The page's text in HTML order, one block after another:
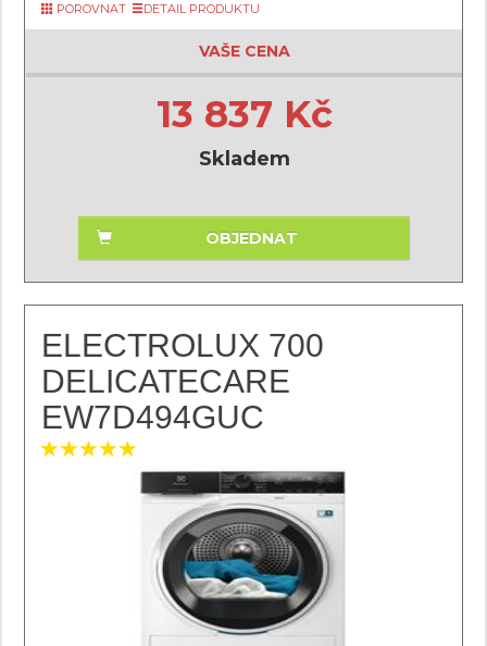
POROVNAT
DETAIL PRODUKTU
VAŠE CENA
13 837 Kč
Skladem
OBJEDNAT
ELECTROLUX 700
DELICATECARE
EW7D494GUC